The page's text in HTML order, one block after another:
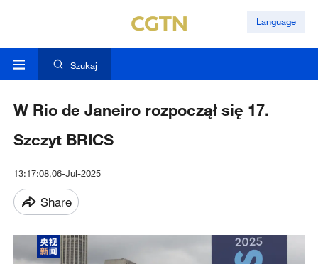
Language
Szukaj
W Rio de Janeiro rozpoczął się 17.
Szczyt BRICS
13:17:08,06-Jul-2025
Share